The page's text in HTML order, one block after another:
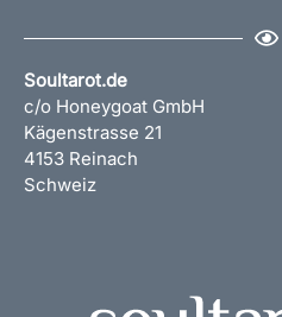
Soultarot.de
c/o Honeygoat GmbH
Kägenstrasse 21
4153 Reinach
Schweiz